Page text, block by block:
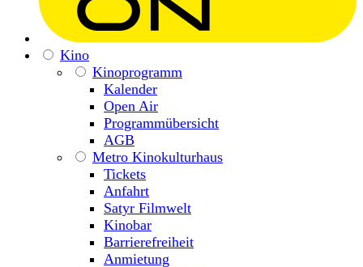
Kino
Kinoprogramm
Kalender
Open Air
Programmübersicht
AGB
Metro Kinokulturhaus
Tickets
Anfahrt
Satyr Filmwelt
Kinobar
Barrierefreiheit
Anmietung